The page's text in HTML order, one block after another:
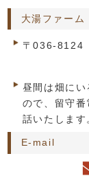
大湯ファーム
〒036-8124
昼間は畑に
ので、留守
話いたします
E-mail